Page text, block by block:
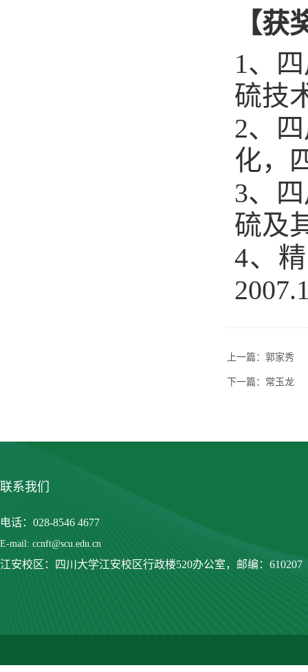
【获
1、
硫技
2、
化，
3、
硫及
4、
上一篇： 郭家秀
下一篇： 常玉龙
联系我们
电话：028-8546 4677
E-mail: ccnft@scu.edu.cn
江安校区：四川大学江安校区行政楼520办公室， 邮编：610207